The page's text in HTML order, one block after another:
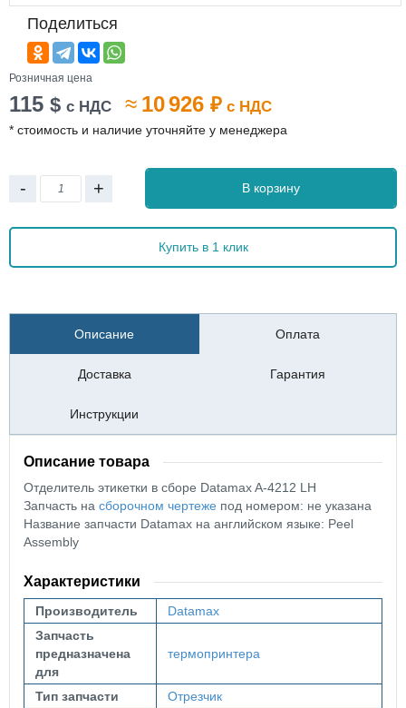
Поделиться
Розничная цена
115 $ с НДС ≈ 10 926 ₽ с НДС
* стоимость и наличие уточняйте у менеджера
- + В корзину
Купить в 1 клик
Описание Оплата
Доставка Гарантия
Инструкции
Описание товара
Отделитель этикетки в сборе Datamax A-4212 LH
Запчасть на сборочном чертеже под номером: не указана
Название запчасти Datamax на английском языке: Peel
Assembly
Характеристики
Производитель
Datamax
Запчасть
предназначена
для
термопринтера
Тип запчасти Отрезчик